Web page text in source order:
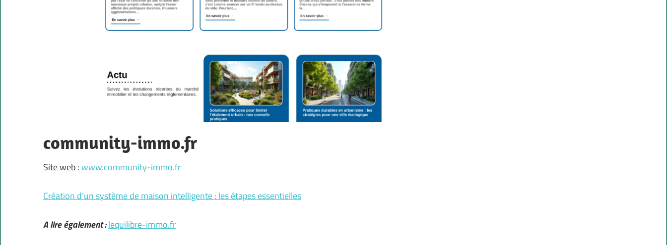
community-immo.fr
Site web :www.community-immo.fr
Création d’un système de maison intelligente : les étapes essentielles
A lire également :lequilibre-immo.fr